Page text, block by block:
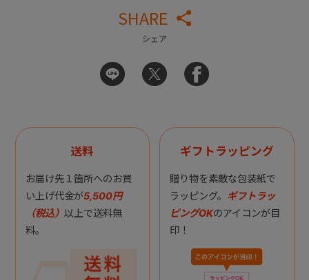
SHARE
シェア
送料
お届け先１箇所へのお買
い上げ代金が5,500円
（税込） 以上で送料無
料。
ギフトラッピング
贈り物を素敵な包装紙で
ラッピング。 ギフトラッ
ピングOKのアイコンが目
印！